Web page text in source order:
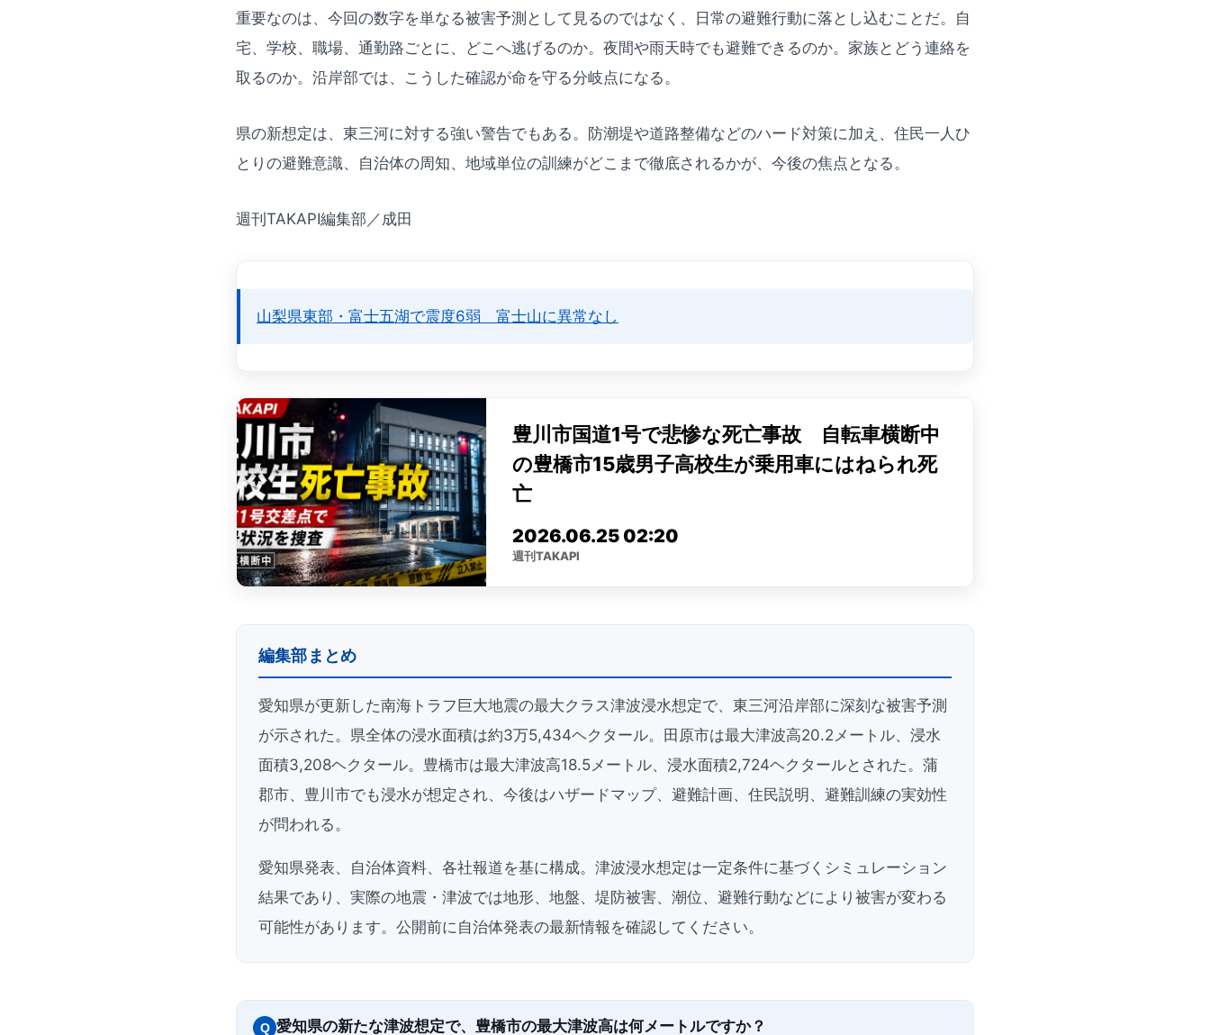
重要なのは、今回の数字を単なる被害予測として見るのではなく、日常の避難行動に落とし込むことだ。自
宅、学校、職場、通勤路ごとに、どこへ逃げるのか。夜間や雨天時でも避難できるのか。家族とどう連絡を
取るのか。沿岸部では、こうした確認が命を守る分岐点になる。
県の新想定は、東三河に対する強い警告でもある。防潮堤や道路整備などのハード対策に加え、住民一人ひ
とりの避難意識、自治体の周知、地域単位の訓練がどこまで徹底されるかが、今後の焦点となる。
週刊TAKAPI編集部／成田
山梨県東部・富士五湖で震度6弱 富士山に異常なし
編集部まとめ
愛知県が更新した南海トラフ巨大地震の最大クラス津波浸水想定で、東三河沿岸部に深刻な被害予測
が示された。県全体の浸水面積は約3万5,434ヘクタール。田原市は最大津波高20.2メートル、浸水
面積3,208ヘクタール。豊橋市は最大津波高18.5メートル、浸水面積2,724ヘクタールとされた。蒲
郡市、豊川市でも浸水が想定され、今後はハザードマップ、避難計画、住民説明、避難訓練の実効性
が問われる。
愛知県発表、自治体資料、各社報道を基に構成。津波浸水想定は一定条件に基づくシミュレーション
結果であり、実際の地震・津波では地形、地盤、堤防被害、潮位、避難行動などにより被害が変わる
可能性があります。公開前に自治体発表の最新情報を確認してください。
Q 愛知県の新たな津波想定で、豊橋市の最大津波高は何メートルですか？